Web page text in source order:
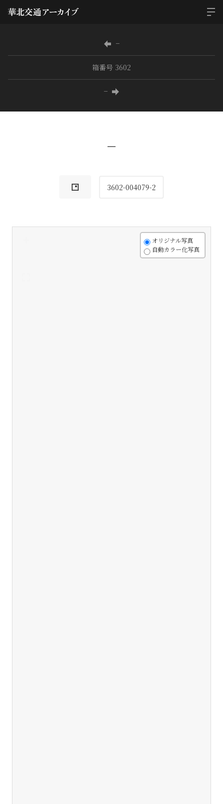
−
箱番号 3602
−
−
3602-004079-2
オリジナル写真
自動カラー化写真